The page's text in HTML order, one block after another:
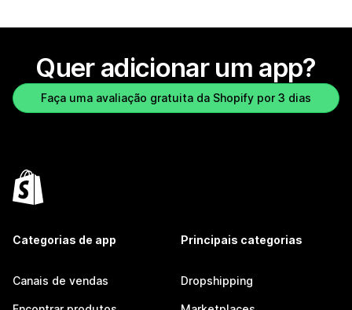
Quer adicionar um app?
Faça uma avaliação gratuita da Shopify por 3 dias
Categorias de app
Canais de vendas
Principais categorias
Dropshipping